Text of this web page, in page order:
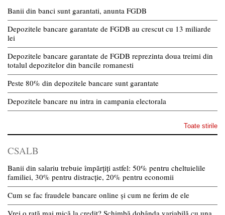
Banii din banci sunt garantati, anunta FGDB
Depozitele bancare garantate de FGDB au crescut cu 13 miliarde
lei
Depozitele bancare garantate de FGDB reprezinta doua treimi din
totalul depozitelor din bancile romanesti
Peste 80% din depozitele bancare sunt garantate
Depozitele bancare nu intra in campania electorala
Toate stirile
CSALB
Banii din salariu trebuie împărțiți astfel: 50% pentru cheltuielile
familiei, 30% pentru distracție, 20% pentru economii
Cum se fac fraudele bancare online și cum ne ferim de ele
Vrei o rată mai mică la credit? Schimbă dobânda variabilă cu una